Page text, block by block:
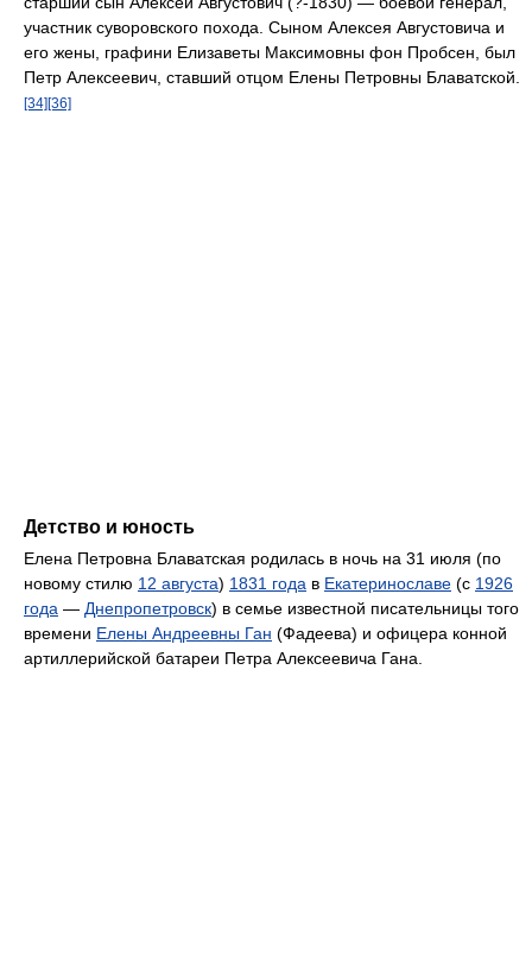
участник суворовского похода. Сыном Алексея Августовича и
его жены, графини Елизаветы Максимовны фон Пробсен, был
Петр Алексеевич, ставший отцом Елены Петровны Блаватской.
[34][36]
Детство и юность
Елена Петровна Блаватская родилась в ночь на 31 июля (по
новому стилю 12 августа) 1831 года в Екатеринославе (с 1926
года — Днепропетровск) в семье известной писательницы того
времени Елены Андреевны Ган (Фадеева) и офицера конной
артиллерийской батареи Петра Алексеевича Гана.